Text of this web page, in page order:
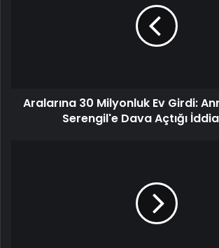
Aralarına 30 Milyonluk Ev Girdi:
Serengil'e Dava Açtığı